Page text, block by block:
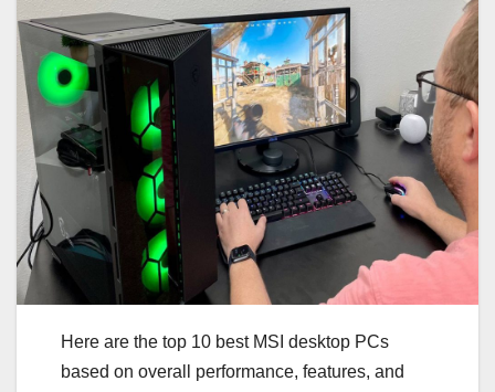
Here are the top 10 best MSI desktop PCs
based on overall performance, features, and